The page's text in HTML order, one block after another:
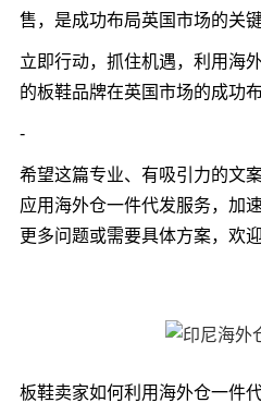
售，是成功布局英国市场的关键
立即行动，抓住机遇，利用海
的板鞋品牌在英国市场的成功布
-
希望这篇专业、有吸引力的文
应用海外仓一件代发服务，加
更多问题或需要具体方案，欢
板鞋卖家如何利用海外仓一件